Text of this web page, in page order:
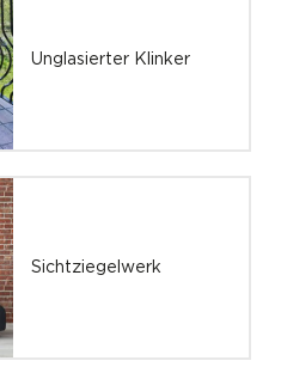
Unglasierter Klinker
Sichtziegelwerk